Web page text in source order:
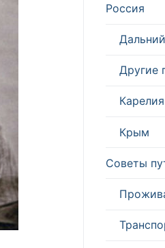
Россия
Другие
Карелия
Крым
Советы